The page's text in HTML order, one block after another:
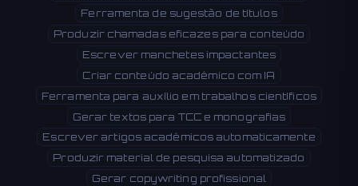
Ferramenta de sugestão de títulos
Produzir chamadas eficazes para conteúdo
Escrever manchetes impactantes
Criar conteúdo acadêmico com IA
Ferramenta para auxílio em trabalhos científicos
Gerar textos para TCC e monografias
Escrever artigos acadêmicos automaticamente
Produzir material de pesquisa automatizado
Gerar copywriting profissional